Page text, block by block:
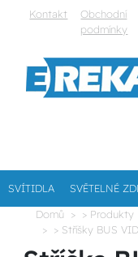
Kontakt
Obchodní
podmínky
SVÍTIDLA SVĚTELNÉ
Domů > Produkty
> Stříšky BUS